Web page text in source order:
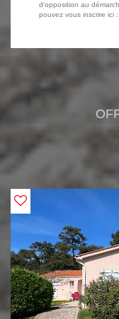
d'opposition au
pouvez vous inscrire ici :